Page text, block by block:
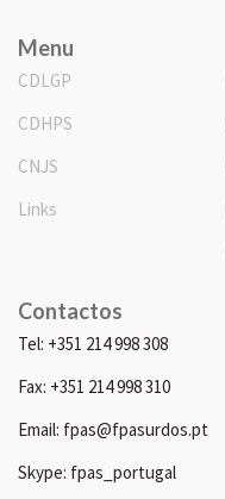
Menu
CDLGP
CDHPS
CNJS
Links
Contactos
Tel: +351 214 998 308
Fax: +351 214 998 310
Email: fpas@fpasurdos.pt
Skype: fpas_portugal